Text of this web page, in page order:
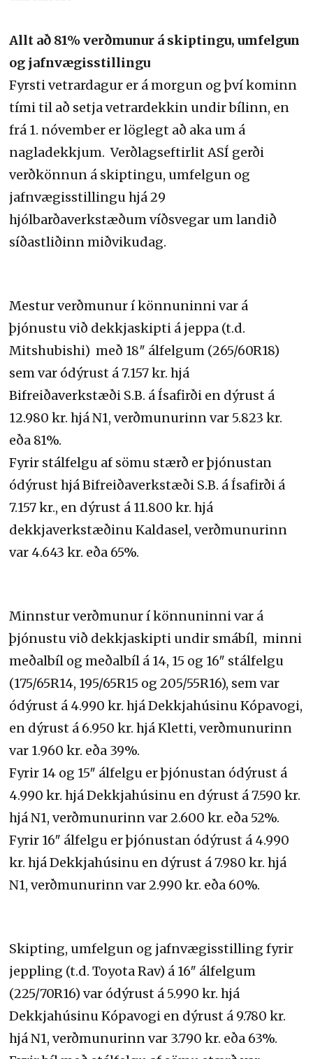
Allt að 81% verðmunur á skiptingu, umfelgun
og jafnvægisstillingu
Fyrsti vetrardagur er á morgun og því kominn
tími til að setja vetrardekkin undir bílinn, en
frá 1. nóvember er löglegt að aka um á
nagladekkjum. Verðlagseftirlit ASÍ gerði
verðkönnun á skiptingu, umfelgun og
jafnvægisstillingu hjá 29
hjólbarðaverkstæðum víðsvegar um landið
síðastliðinn miðvikudag.
Mestur verðmunur í könnuninni var á
þjónustu við dekkjaskipti á jeppa (t.d.
Mitshubishi) með 18″ álfelgum (265/60R18)
sem var ódýrust á 7.157 kr. hjá
Bifreiðaverkstæði S.B. á Ísafirði en dýrust á
12.980 kr. hjá N1, verðmunurinn var 5.823 kr.
eða 81%.
Fyrir stálfelgu af sömu stærð er þjónustan
ódýrust hjá Bifreiðaverkstæði S.B. á Ísafirði á
7.157 kr., en dýrust á 11.800 kr. hjá
dekkjaverkstæðinu Kaldasel, verðmunurinn
var 4.643 kr. eða 65%.
Minnstur verðmunur í könnuninni var á
þjónustu við dekkjaskipti undir smábíl, minni
meðalbíl og meðalbíl á 14, 15 og 16″ stálfelgu
(175/65R14, 195/65R15 og 205/55R16), sem var
ódýrust á 4.990 kr. hjá Dekkjahúsinu Kópavogi,
en dýrust á 6.950 kr. hjá Kletti, verðmunurinn
var 1.960 kr. eða 39%.
Fyrir 14 og 15″ álfelgu er þjónustan ódýrust á
4.990 kr. hjá Dekkjahúsinu en dýrust á 7.590 kr.
hjá N1, verðmunurinn var 2.600 kr. eða 52%.
Fyrir 16″ álfelgu er þjónustan ódýrust á 4.990
kr. hjá Dekkjahúsinu en dýrust á 7.980 kr. hjá
N1, verðmunurinn var 2.990 kr. eða 60%.
Skipting, umfelgun og jafnvægisstilling fyrir
jeppling (t.d. Toyota Rav) á 16″ álfelgum
(225/70R16) var ódýrust á 5.990 kr. hjá
Dekkjahúsinu Kópavogi en dýrust á 9.780 kr.
hjá N1, verðmunurinn var 3.790 kr. eða 63%.